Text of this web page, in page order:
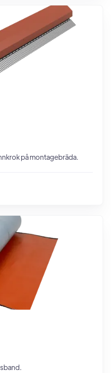
på montagebräda.